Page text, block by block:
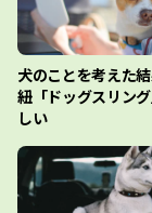
犬のことを考えた
紐「ドッグスリン
しい